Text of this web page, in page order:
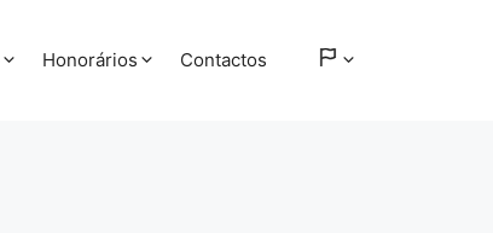
Honorários Contactos